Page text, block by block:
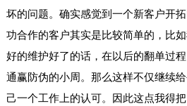
坏的问题。确实感觉到一个新客户开
功合作的客户其实是比较简单的，比
好的维护好了的话，在以后的翻单过
通赢防伪的小周。那么这样不仅继续
己一个工作上的认可。因此这点我得把